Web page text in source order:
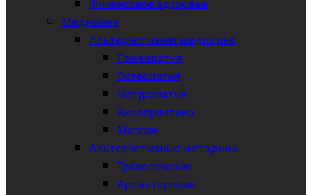
Медицина
Альтернативная медицина
Гомеопатия
Остеопатия
Натуропатия
Хиропрактика
Массаж
Альтернативные методики
Траволечение
Ароматерапия